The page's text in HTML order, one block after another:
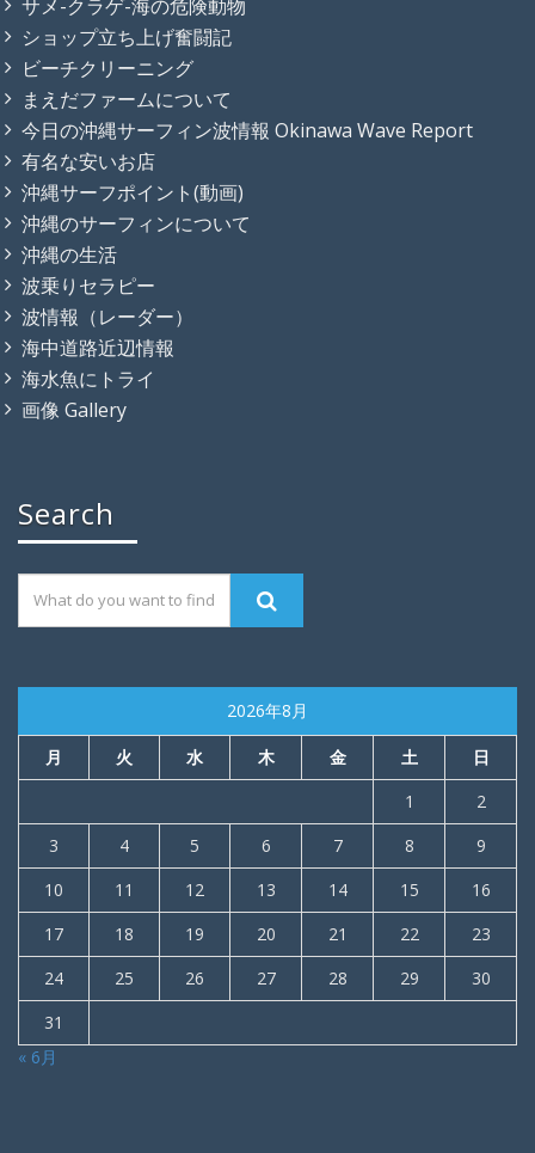
サメ-クラゲ-海の危険動物
ショップ立ち上げ奮闘記
ビーチクリーニング
まえだファームについて
今日の沖縄サーフィン波情報 Okinawa Wave Report
有名な安いお店
沖縄サーフポイント(動画)
沖縄のサーフィンについて
沖縄の生活
波乗りセラピー
波情報（レーダー）
海中道路近辺情報
海水魚にトライ
画像 Gallery
Search
2026年8月
月 火 水 木 金 土
日
1
2
3
4 5 6 7 8
9
10
11 12 13 14 15
16
17
18 19 20 21 22
23
24
25 26 27 28 29
30
31
« 6月